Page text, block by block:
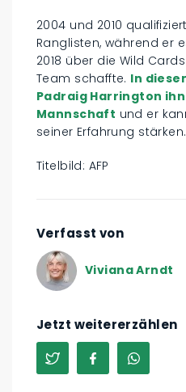
2004 und 2010
Ranglisten, während er
2018 über die Wild
Team schaffte. In
Padraig Harrington
Mannschaft und er
seiner Erfahrung stärken.
Titelbild: AFP
Verfasst von
Viviana Arndt
Jetzt weitererzählen